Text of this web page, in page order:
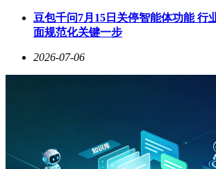
豆包千问7月15日关停智能体功能 行
面规范化关键一步
2026-07-06